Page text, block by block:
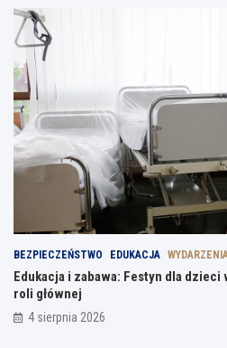
BEZPIECZEŃSTWO EDUKACJA
Edukacja i zabawa: Festyn dla
roli głównej
4 sierpnia 2026